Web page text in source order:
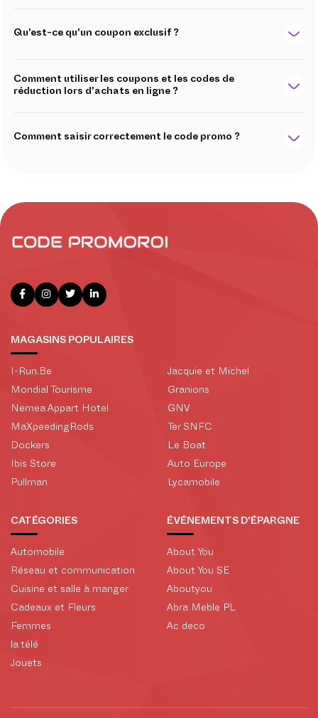
Qu'est-ce qu'un coupon exclusif ?
Comment utiliser les coupons et les codes de
réduction lors d'achats en ligne ?
Comment saisir correctement le code promo ?
MAGASINS POPULAIRES
I-Run.Be
Mondial Tourisme
Nemea Appart Hotel
MaXpeedingRods
Dockers
Ibis Store
Pullman
Jacquie et Michel
Granions
GNV
Ter SNFC
Le Boat
Auto Europe
Lycamobile
CATÉGORIES
Automobile
Réseau et communication
Cuisine et salle à manger
Cadeaux et Fleurs
Femmes
la télé
Jouets
ÉVÉNEMENTS D'ÉPARGNE
About You
About You SE
Aboutyou
Abra Meble PL
Ac deco